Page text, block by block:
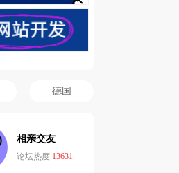
德国
相亲交友
论坛热度 13631